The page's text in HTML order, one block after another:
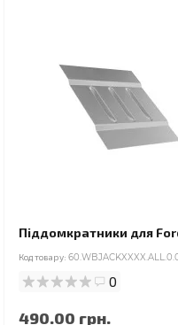
Піддомкратники для
Код товару:
0
490.00 грн.